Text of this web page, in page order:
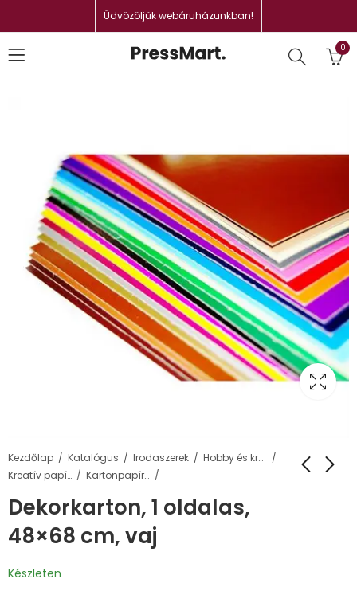
Üdvözöljük webáruházunkban!
0
Kezdőlap Katalógus Irodaszerek
Hobby és kreatív termékek
Kreatív papírok
Kartonpapírok
Dekorkarton, 1 oldalas,
48×68 cm, vaj
Készleten